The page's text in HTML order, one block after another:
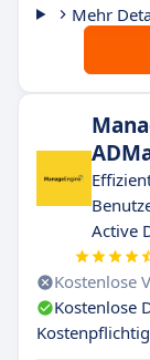
Mehr
Active
Kostenlose
Kostenlose